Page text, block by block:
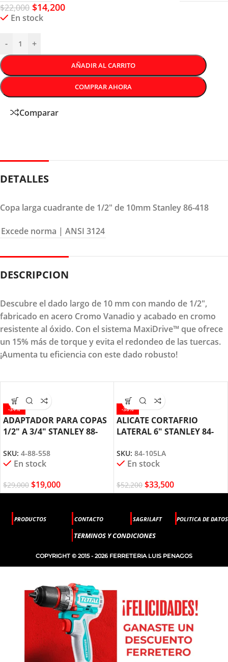
$22,000 $14,200
En stock
- +
AÑADIR AL CARRITO
COMPRAR AHORA
Comparar
DETALLES
Copa larga cuadrante de 1/2″ de 10mm Stanley 86-418
Excede norma | ANSI 3124
DESCRIPCION
Descubre el dado largo de 10 mm con mando de 1/2",
fabricado en acero Cromo Vanadio y acabado en cromo
resistente al óxido. Con el sistema MaxiDrive™ que ofrece
un 15% más de torque y evita el redondeo de las tuercas.
¡Aumenta tu eficiencia con este dado robusto!
-34%
ADAPTADOR PARA COPAS
1/2″ A 3/4″ STANLEY 88-
SKU: 4-88-558
En stock
$29,000 $19,000
-36%
ALICATE CORTAFRIO
LATERAL 6″ STANLEY 84-
SKU: 84-105LA
En stock
$52,200 $33,500
PRODUCTOS CONTACTO SAGRILAFT POLITICA DE DATOS
TERMINOS Y CONDICIONES
COPYRIGHT © 2015 - 2026 FERRETERIA LUIS PENAGOS